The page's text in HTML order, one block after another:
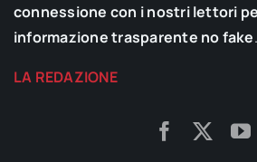
connessione con i nostri lettori
informazione trasparente no fake.
LA REDAZIONE